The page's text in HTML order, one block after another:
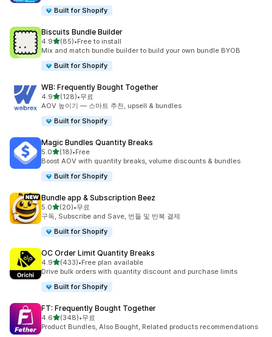
Built for Shopify
Biscuits Bundle Builder
4.9별 5개 중
(85)
총 리뷰 85개
•Free to install
Mix and match bundle builder to build your own bundle BYOB
Built for Shopify
WB: Frequently Bought Together
4.9별 5개 중
(128)
총 리뷰 128개
•무료
AOV 높이기 — 스마트 추천, upsell & bundles
Built for Shopify
Magic Bundles Quantity Breaks
5.0별 5개 중
(18)
총 리뷰 18개
•Free
Boost AOV with quantity breaks, volume discounts & bundles
Built for Shopify
Bundle app & Subscription Beez
5.0별 5개 중
(20)
총 리뷰 20개
•무료
구독, Subscribe and Save, 번들 및 반복 결제
Built for Shopify
OC Order Limit Quantity Breaks
4.9별 5개 중
(433)
총 리뷰 433개
•Free plan available
Drive bulk orders with quantity discount and purchase limits
Built for Shopify
FT: Frequently Bought Together
4.6별 5개 중
(348)
총 리뷰 348개
•무료
Product Bundles, Also Bought, Related products recommendations